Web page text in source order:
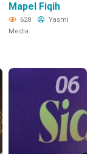
Mapel Fiqih
628
Yasmi
Media